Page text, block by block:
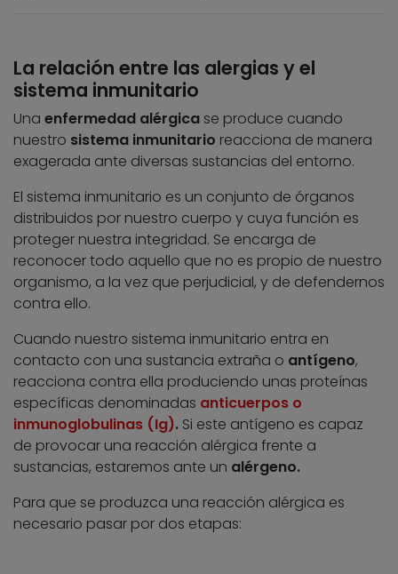
La relación entre las alergias y el
sistema inmunitario
Una enfermedad alérgica se produce cuando
nuestro sistema inmunitario reacciona de manera
exagerada ante diversas sustancias del entorno.
El sistema inmunitario es un conjunto de órganos
distribuidos por nuestro cuerpo y cuya función es
proteger nuestra integridad. Se encarga de
reconocer todo aquello que no es propio de nuestro
organismo, a la vez que perjudicial, y de defendernos
contra ello.
Cuando nuestro sistema inmunitario entra en
contacto con una sustancia extraña o antígeno,
reacciona contra ella produciendo unas proteínas
específicas denominadas anticuerpos o
inmunoglobulinas (Ig). Si este antígeno es capaz
de provocar una reacción alérgica frente a
sustancias, estaremos ante un alérgeno.
Para que se produzca una reacción alérgica es
necesario pasar por dos etapas: